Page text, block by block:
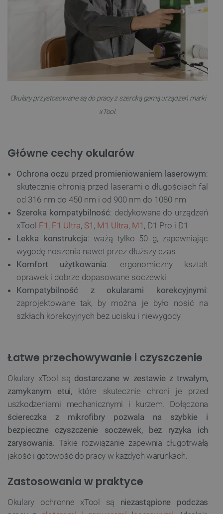
Okulary przystosowane są do pracy z szeroką gamą urządzeń marki
xTool.
Główne cechy okularów
Ochrona oczu przed promieniowaniem laserowym:
skutecznie chronią przed laserami o długościach fal
od 316 nm do 450 nm i od 900 nm do 1080 nm
Szeroka kompatybilność: dedykowane do urządzeń
xTool F1 , F1 Ultra, S1 , M1 Ultra, M1 , D1 Pro i D1
Lekka konstrukcja: ważą tylko 50 g, zapewniając
wygodę noszenia nawet przez dłuższy czas
Komfort użytkowania: ergonomiczny kształt
oprawek i dobrze dopasowane soczewki
Kompatybilność z okularami korekcyjnymi:
zaprojektowane tak, by można je było nosić na
szkłach korekcyjnych bez ucisku i niewygody
Łatwe przechowywanie i czyszczenie
Okulary xTool są dostarczane w zestawie z trwałym,
zamykanym etui, które skutecznie chroni je przed
uszkodzeniami mechanicznymi i kurzem. Dołączona
ściereczka z mikrofibry pozwala na szybkie i
bezpieczne czyszczenie soczewek, bez ryzyka ich
zarysowania . Takie rozwiązanie zapewnia długotrwałą
jakość i gotowość do pracy w każdych warunkach.
Zastosowania w praktyce
Okulary ochronne xTool są niezastąpione podczas